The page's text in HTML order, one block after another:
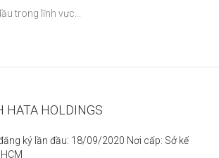
trong lĩnh vực...
HATA HOLDINGS
ký lần đầu: 18/09/2020 Nơi cấp: Sở kế